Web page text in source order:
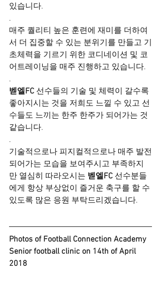
있습니다.
.
매주 퀄리티 높은 훈련에 재미를 더하여
서 더 집중할 수 있는 분위기를 만들고 기
초체력을 기르기 위한 코디네이션 및 코
어트레이닝을 매주 진행하고 있습니다.
.
벧엘FC 선수들의 기술 및 체력이 갈수록
좋아지시는 것을 저희도 느낄 수 있고 선
수들도 느끼는 한주 한주가 되어가는 것
같습니다.
.
기술적으로나 피지컬적으로나 매주 발전
되어가는 모습을 보여주시고 부족하지
만 열심히 따라오시는 벧엘FC 선수분들
에게 항상 부상없이 즐거운 축구를 할 수
있도록 많은 응원 부탁드리겠습니다.
Photos of Football Connection Academy
Senior football clinic on 14th of April
2018